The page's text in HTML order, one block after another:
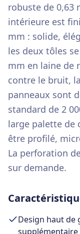
robuste de 0,63
intérieure est
mm : solide,
les deux tôles
mm en laine de
contre le bruit,
panneaux sont
standard de 2
large palette de
être profilé,
La perforation
sur demande.
Design haut de
supplémentaire